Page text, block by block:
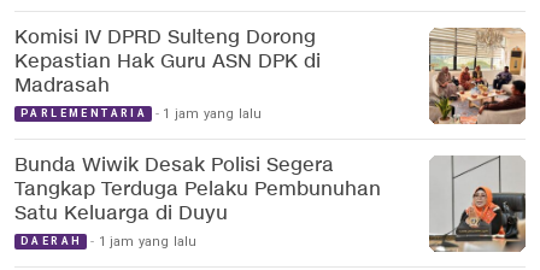
Komisi IV DPRD Sulteng Dorong
Kepastian Hak Guru ASN DPK di
Madrasah
PARLEMENTARIA 1 jam yang lalu
Bunda Wiwik Desak Polisi Segera
Tangkap Terduga Pelaku Pembunuhan
Satu Keluarga di Duyu
DAERAH 1 jam yang lalu